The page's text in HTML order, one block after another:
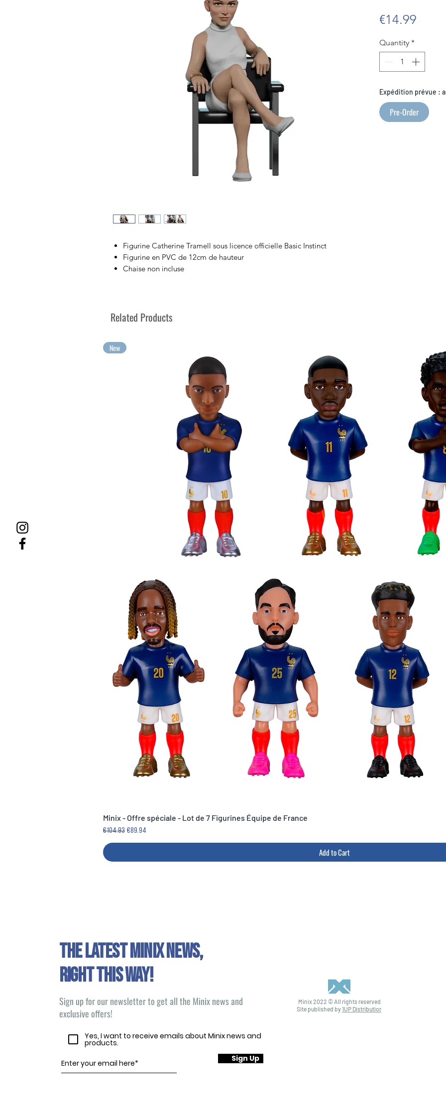
Figurine Catherine Tramell sous licence officielle Basic Instinct
Figurine en PVC de 12cm de hauteur
Chaise non incluse
€14.99
Quantity *
Expédition prévue :
Pre-Order
Related Products
New
Minix - Offre spéciale - Lot de 7 Figurines Équipe de France
Regular Price
€104.93 Sale Price
€89.94
Add to Cart
The latest Minix news,
right this way!
Sign up for our newsletter to get all the Minix news and
exclusive offers!
Yes, I want to receive emails about Minix news and
products.
Sign Up
Minix 2022 © All rights reserved
Site published by1UP Distribution